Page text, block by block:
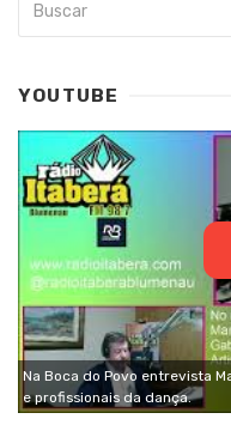
YOUTUBE
Na Boca do Povo entrevista
e profissionais da dança.